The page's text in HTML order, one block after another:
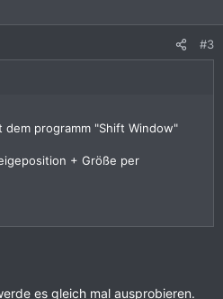
#3
dem programm "Shift Window"
+ Größe per
es gleich mal ausprobieren.